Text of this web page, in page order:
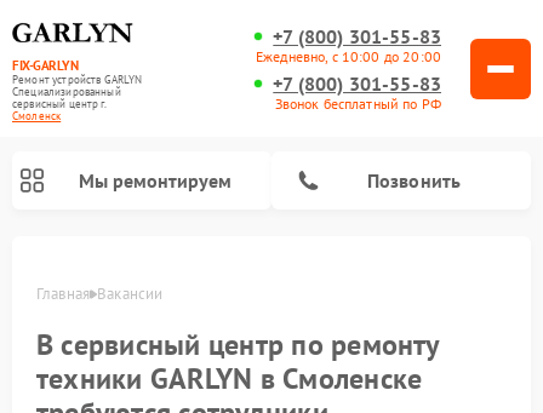
FIX-GARLYN
Ремонт устройств GARLYN
Специализированный
cервисный центр г.
Смоленск
+7 (800) 301-55-83
Ежедневно, с 10:00 до 20:00
+7 (800) 301-55-83
Звонок бесплатный по РФ
Мы ремонтируем Позвонить
Главная Вакансии
В сервисный центр по ремонту
техники GARLYN в Смоленске